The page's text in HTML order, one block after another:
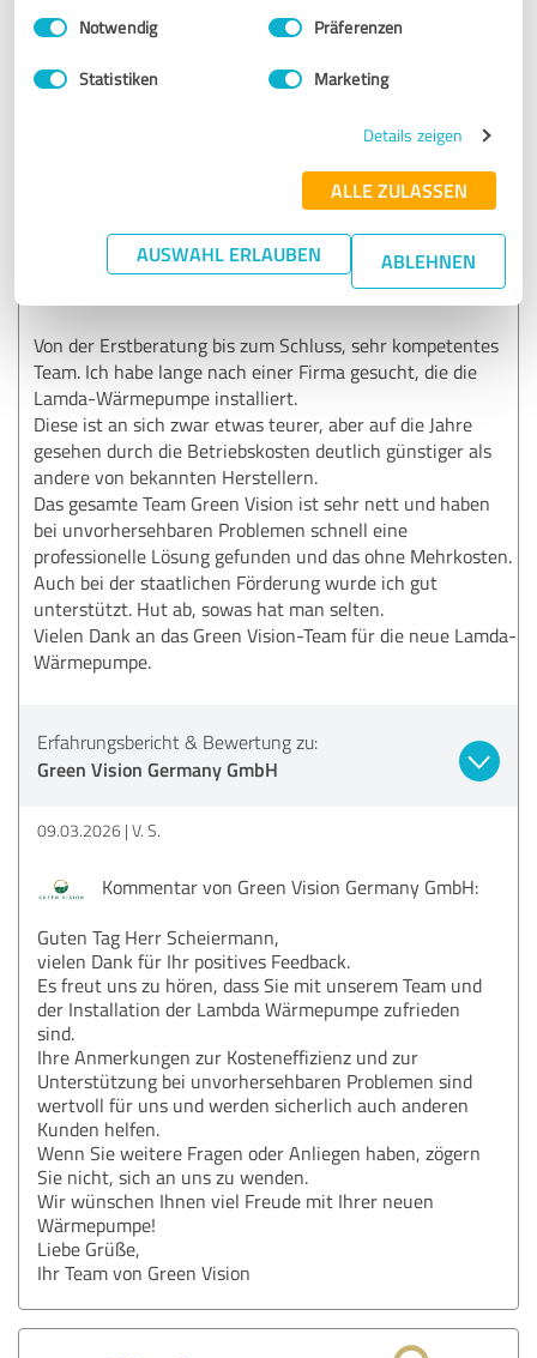
Impressum Datenschutzbestimmungen
Einwilligungsauswahl
Notwendig Präferenzen
Statistiken Marketing
Details zeigen
ALLE ZULASSEN
AUSWAHL ERLAUBEN ABLEHNEN
und wir werden weiterhin daran arbeiten, unsere
Dienstleistungen auf einem hohen Niveau zu halten.
haben, zögern Sie bitte nicht, sich an uns zu wenden.
SEHR GUT Empfehlung
Von der Erstberatung bis zum Schluss, sehr kompetentes
Team. Ich habe lange nach einer Firma gesucht, die die
Lamda-Wärmepumpe installiert.
Diese ist an sich zwar etwas teurer, aber auf die Jahre
gesehen durch die Betriebskosten deutlich günstiger als
andere von bekannten Herstellern.
Das gesamte Team Green Vision ist sehr nett und haben
bei unvorhersehbaren Problemen schnell eine
professionelle Lösung gefunden und das ohne Mehrkosten.
Auch bei der staatlichen Förderung wurde ich gut
unterstützt. Hut ab, sowas hat man selten.
Vielen Dank an das Green Vision-Team für die neue Lamda-
Wärmepumpe.
Erfahrungsbericht & Bewertung zu:
Green Vision Germany GmbH
09.03.2026 V. S.
Kommentar von Green Vision Germany GmbH:
Guten Tag Herr Scheiermann,
vielen Dank für Ihr positives Feedback.
Es freut uns zu hören, dass Sie mit unserem Team und
der Installation der Lambda Wärmepumpe zufrieden
sind.
Ihre Anmerkungen zur Kosteneffizienz und zur
Unterstützung bei unvorhersehbaren Problemen sind
wertvoll für uns und werden sicherlich auch anderen
Kunden helfen.
Wenn Sie weitere Fragen oder Anliegen haben, zögern
Sie nicht, sich an uns zu wenden.
Wir wünschen Ihnen viel Freude mit Ihrer neuen
Wärmepumpe!
Liebe Grüße,
Ihr Team von Green Vision